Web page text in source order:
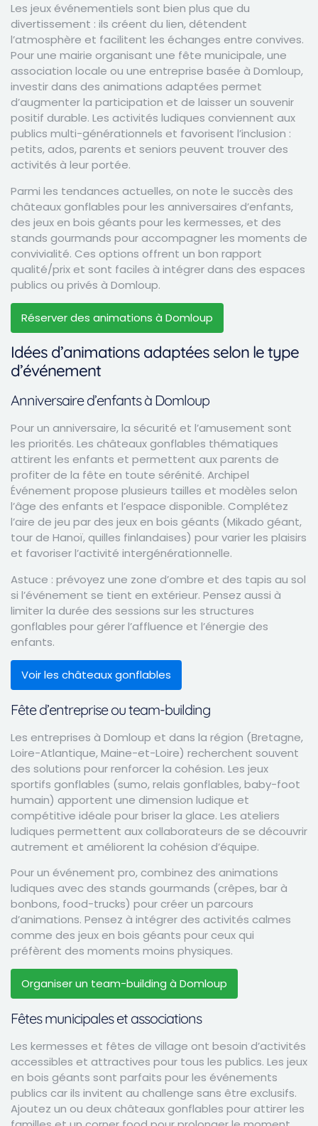
Les jeux événementiels sont bien plus que du
divertissement : ils créent du lien, détendent
l’atmosphère et facilitent les échanges entre convives.
Pour une mairie organisant une fête municipale, une
association locale ou une entreprise basée à Domloup,
investir dans des animations adaptées permet
d’augmenter la participation et de laisser un souvenir
positif durable. Les activités ludiques conviennent aux
publics multi-générationnels et favorisent l’inclusion :
petits, ados, parents et seniors peuvent trouver des
activités à leur portée.
Parmi les tendances actuelles, on note le succès des
châteaux gonflables pour les anniversaires d’enfants,
des jeux en bois géants pour les kermesses, et des
stands gourmands pour accompagner les moments de
convivialité. Ces options offrent un bon rapport
qualité/prix et sont faciles à intégrer dans des espaces
publics ou privés à Domloup.
Réserver des animations à Domloup
Idées d’animations adaptées selon le type
d’événement
Anniversaire d’enfants à Domloup
Pour un anniversaire, la sécurité et l’amusement sont
les priorités. Les châteaux gonflables thématiques
attirent les enfants et permettent aux parents de
profiter de la fête en toute sérénité. Archipel
Événement propose plusieurs tailles et modèles selon
l’âge des enfants et l’espace disponible. Complétez
l’aire de jeu par des jeux en bois géants (Mikado géant,
tour de Hanoï, quilles finlandaises) pour varier les plaisirs
et favoriser l’activité intergénérationnelle.
Astuce : prévoyez une zone d’ombre et des tapis au sol
si l’événement se tient en extérieur. Pensez aussi à
limiter la durée des sessions sur les structures
gonflables pour gérer l’affluence et l’énergie des
enfants.
Voir les châteaux gonflables
Fête d’entreprise ou team-building
Les entreprises à Domloup et dans la région (Bretagne,
Loire-Atlantique, Maine-et-Loire) recherchent souvent
des solutions pour renforcer la cohésion. Les jeux
sportifs gonflables (sumo, relais gonflables, baby-foot
humain) apportent une dimension ludique et
compétitive idéale pour briser la glace. Les ateliers
ludiques permettent aux collaborateurs de se découvrir
autrement et améliorent la cohésion d’équipe.
Pour un événement pro, combinez des animations
ludiques avec des stands gourmands (crêpes, bar à
bonbons, food-trucks) pour créer un parcours
d’animations. Pensez à intégrer des activités calmes
comme des jeux en bois géants pour ceux qui
préfèrent des moments moins physiques.
Organiser un team-building à Domloup
Fêtes municipales et associations
Les kermesses et fêtes de village ont besoin d’activités
accessibles et attractives pour tous les publics. Les jeux
en bois géants sont parfaits pour les événements
publics car ils invitent au challenge sans être exclusifs.
Ajoutez un ou deux châteaux gonflables pour attirer les